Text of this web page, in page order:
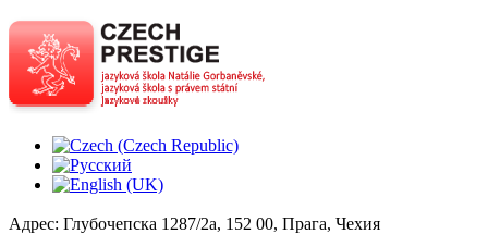
Адрес: Глубочепска 1287/2a, 152 00, Прага, Чехия